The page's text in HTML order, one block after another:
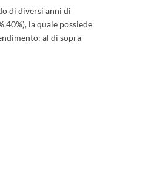
di diversi anni di
la quale possiede
al di sopra